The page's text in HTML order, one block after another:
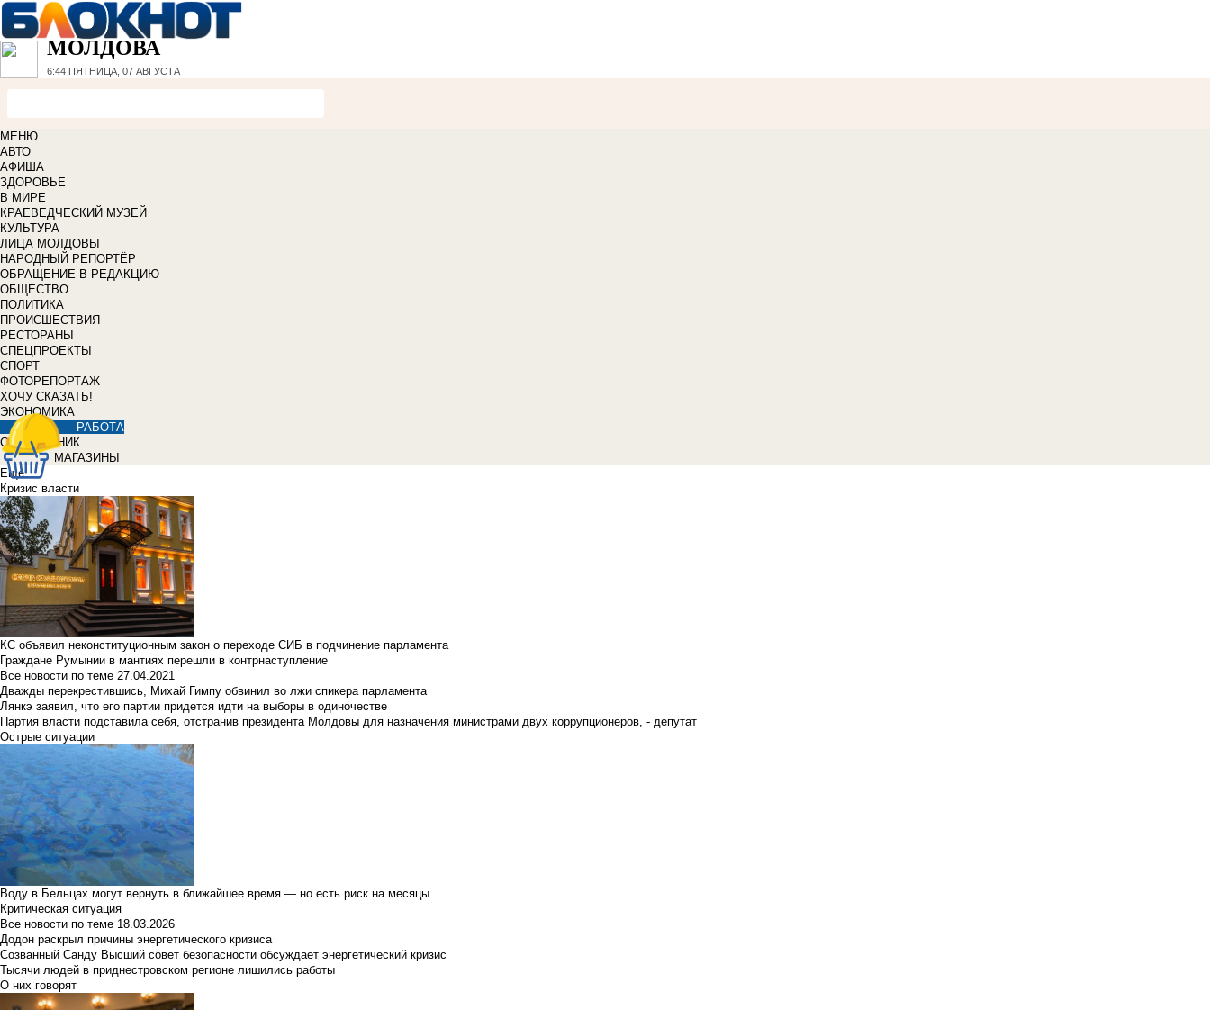
МОЛДОВА
6:44 ПЯТНИЦА, 07 АВГУСТА
МЕНЮ
АВТО
АФИША
ЗДОРОВЬЕ
В МИРЕ
КРАЕВЕДЧЕСКИЙ МУЗЕЙ
КУЛЬТУРА
ЛИЦА МОЛДОВЫ
НАРОДНЫЙ РЕПОРТЁР
ОБРАЩЕНИЕ В РЕДАКЦИЮ
ОБЩЕСТВО
ПОЛИТИКА
ПРОИСШЕСТВИЯ
РЕСТОРАНЫ
СПЕЦПРОЕКТЫ
СПОРТ
ФОТОРЕПОРТАЖ
ХОЧУ СКАЗАТЬ!
ЭКОНОМИКА
РАБОТА
СПРАВОЧНИК
МАГАЗИНЫ
Еще
Кризис власти
КС объявил неконституционным закон о переходе СИБ в подчинение парламента
Граждане Румынии в мантиях перешли в контрнаступление
Все новости по теме 27.04.2021
Дважды перекрестившись, Михай Гимпу обвинил во лжи спикера парламента
Лянкэ заявил, что его партии придется идти на выборы в одиночестве
Партия власти подставила себя, отстранив президента Молдовы для назначения министрами двух коррупционеров, - депутат
Острые ситуации
Воду в Бельцах могут вернуть в ближайшее время — но есть риск на месяцы
Критическая ситуация
Все новости по теме 18.03.2026
Додон раскрыл причины энергетического кризиса
Созванный Санду Высший совет безопасности обсуждает энергетический кризис
Тысячи людей в приднестровском регионе лишились работы
О них говорят